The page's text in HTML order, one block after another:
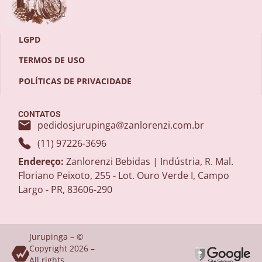
LGPD
TERMOS DE USO
POLÍTICAS DE PRIVACIDADE
CONTATOS
pedidosjurupinga@zanlorenzi.com.br
(11) 97226-3696
Endereço: Zanlorenzi Bebidas | Indústria, R. Mal.
Floriano Peixoto, 255 - Lot. Ouro Verde I, Campo
Largo - PR, 83606-290
Jurupinga – ©
Copyright 2026 –